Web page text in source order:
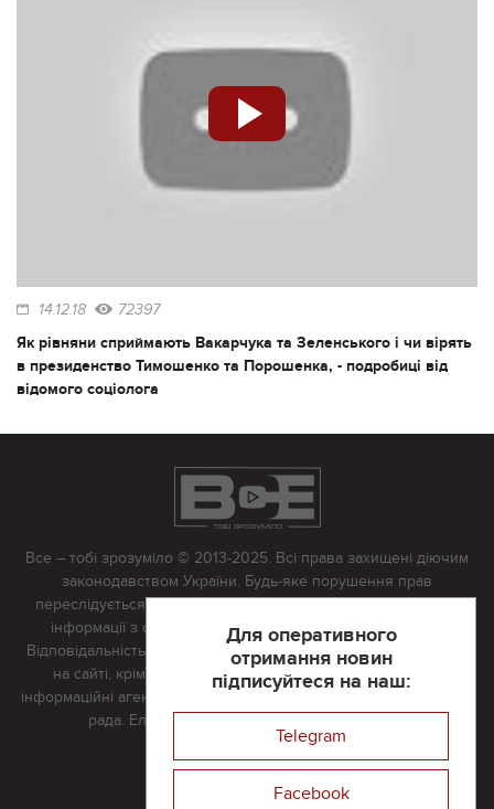
14.12.18 72397
Як рівняни сприймають Вакарчука та Зеленського і чи вірять
в президенство Тимошенко та Порошенка, - подробиці від
відомого соціолога
Для оперативного
отримання новин
підписуйтеся на наш:
Telegram
Facebook
Все – тобі зрозуміло © 2013-2025. Всі права захищені діючим
законодавством України. Будь-яке порушення прав
переслідується в судовому порядку. Будь-яке відтворення
інформації з сайту тільки з письмово дозволу редакції.
Відповідальність за достовірність усіх матеріалів, розміщених
на сайті, крім матеріалів, які містять посилання на інші
інформаційні агентства або інтернет-видання, несе редакційна
рада. Електронна пошта:
Реклама на сайті